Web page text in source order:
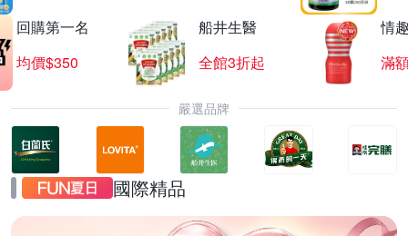
回購第一名
均價$350
船井生醫
全館3折起
情
滿
嚴選品牌
國際精品